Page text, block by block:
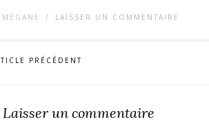
MÉGANE / LAISSER UN COMMENTAIRE
PRÉCÉDENT
Laisser un commentaire